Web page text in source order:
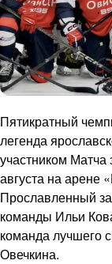
Пятикратный
легенда
участником Матча
августа на
Прославленный
команды Ильи
команда лучшего
Овечкина.